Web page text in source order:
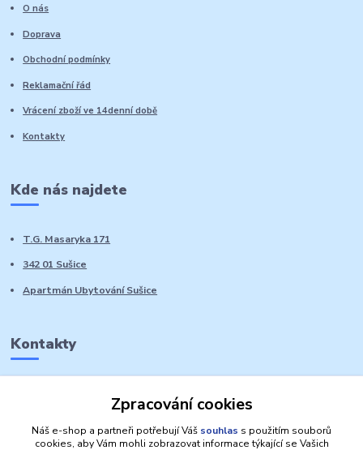
O nás
Doprava
Obchodní podmínky
Reklamační řád
Vrácení zboží ve 14denní době
Kontakty
Kde nás najdete
T.G. Masaryka 171
342 01 Sušice
Apartmán Ubytování Sušice
Kontakty
Zpracování cookies
Náš e-shop a partneři potřebují Váš souhlas s použitím souborů
cookies, aby Vám mohli zobrazovat informace týkající se Vašich